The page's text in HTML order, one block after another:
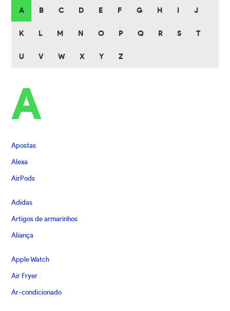
A B C D E F G H J
K L M N O P Q R S T
U V W X Y Z
A
Apostas
Alexa
AirPods
Adidas
Artigos de armarinhos
Aliança
Apple Watch
Air Fryer
Ar-condicionado